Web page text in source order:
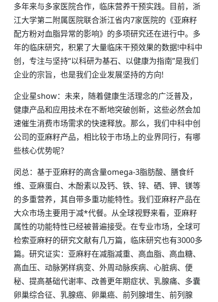
多年来与多家医院合作，临床营养干预实践。目前，浙
江大学第二附属医院联合浙江省内7家医院的《亚麻籽
配方粉对血脂异常的影响》的多项研究还在进行中。多
年的临床研究，积累了大量临床干预效果的数据!中科中
创，专注与坚持“以科研为基石、以健康为指南”是我们
企业的宗旨，也是我们企业发展坚持的方向!
企业星show：未来，随着健康生活理念的广泛普及，
健康产品和应用技术在不断地突破创新，这些必然会加
速催生消费市场需求的快速释放。那么，我们中科中创
公司的亚麻籽产品，相比较于市场上的业界同行，有哪
些核心优势呢？
闵总：基于亚麻籽的高含量omega-3脂肪酸、膳食纤
维、亚麻蛋白、木酚素以及钙、铁、锌、硒、钾、镁等
的多重营养，其自带多重功能特性。我们亚麻籽产品在
大众市场主要用于减*代餐。从全球视野来看，亚麻籽
属性的功能特性已经被普遍接受。在专业市场，全球可
检索亚麻籽的研究文献有几万篇，临床研究也有3000多
篇。研究证实：亚麻籽在减脂减重、高血脂、高血糖、
高血压、动脉粥样病变、外周动脉疾病、心脏病、便
秘、提高基础代谢率、改善更年期症状、乳腺痛、多囊
卵巢综合征、乳腺癌、卵巢癌、前列腺增生、前列腺